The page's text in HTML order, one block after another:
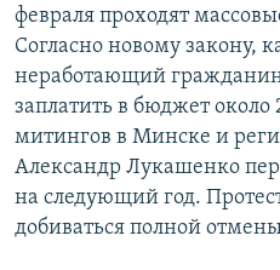
февраля проходят
Согласно новому закону,
неработающий
заплатить в бюджет около
митингов в Минске и
Александр Лукашенко
на следующий год.
добиваться полной